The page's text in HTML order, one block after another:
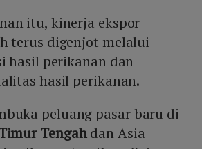
itu, kinerja ekspor
terus digenjot melalui
hasil perikanan dan
hasil perikanan.
peluang pasar baru di
Tengahdan Asia